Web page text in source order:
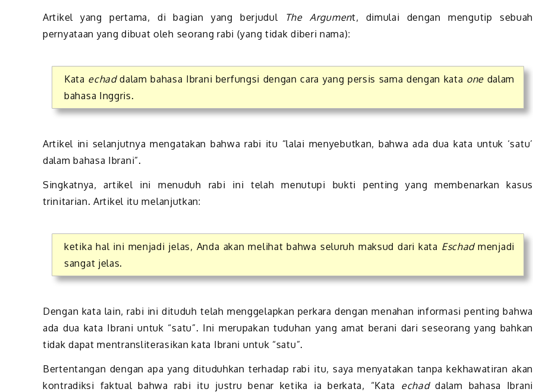
Artikel yang pertama, di bagian yang berjudul The Argument, dimulai dengan mengutip sebuah
pernyataan yang dibuat oleh seorang rabi (yang tidak diberi nama):
Kata echaddalam bahasa Ibrani berfungsi dengan cara yang persis sama dengan kata one dalam
bahasa Inggris.
Artikel ini selanjutnya mengatakan bahwa rabi itu “lalai menyebutkan, bahwa ada dua kata untuk ‘satu’
dalam bahasa Ibrani”.
Singkatnya, artikel ini menuduh rabi ini telah menutupi bukti penting yang membenarkan kasus
trinitarian. Artikel itu melanjutkan:
ketika hal ini menjadi jelas, Anda akan melihat bahwa seluruh maksud dari kata Eschadmenjadi
sangat jelas.
Dengan kata lain, rabi ini dituduh telah menggelapkan perkara dengan menahan informasi penting bahwa
ada dua kata Ibrani untuk “satu”. Ini merupakan tuduhan yang amat berani dari seseorang yang bahkan
tidak dapat mentransliterasikan kata Ibrani untuk “satu”.
Bertentangan dengan apa yang dituduhkan terhadap rabi itu, saya menyatakan tanpa kekhawatiran akan
kontradiksi faktual bahwa rabi itu justru benar ketika ia berkata, “Kata echaddalam bahasa Ibrani